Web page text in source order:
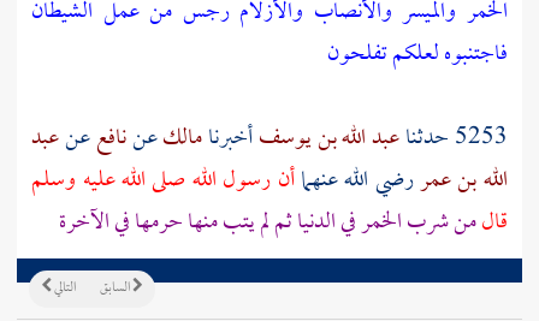
الخمر والميسر والأنصاب والأزلام رجس من عمل الشيطان
فاجتنبوه لعلكم تفلحون
5253 حدثنا
عبد الله بن يوسفأخبرنامالكعننافععنعبد
الله بن عمررضي الله عنهماأن رسول الله صلى الله عليه وسلم
قالمن شرب الخمر في الدنيا ثم لم يتب منها حرمها في الآخرة
التالي السابق